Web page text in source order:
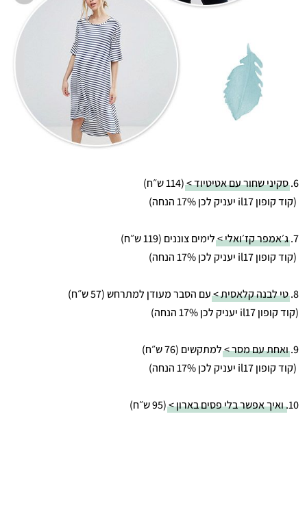
6. סקיני שחור עם אטיטיוד >(114 ש״ח)
(קוד קופון il17 יעניק לכן 17% הנחה)
7. ג׳אמפר קז׳ואלי >לימים צוננים (119 ש״ח)
(קוד קופון il17 יעניק לכן 17% הנחה)
8. טי לבנה קלאסית >עם הסבר מעודן למתרחש (57 ש״ח)
(קוד קופון il17 יעניק לכן 17% הנחה)
9. ואחת עם מסר >למתקשים (76 ש״ח)
(קוד קופון il17 יעניק לכן 17% הנחה)
10.ואיך אפשר בלי פסים בארון >(95 ש״ח)